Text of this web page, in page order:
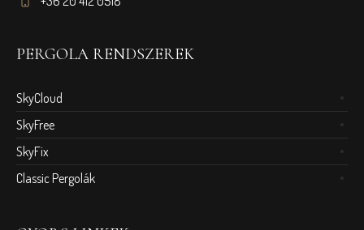
PERGOLA RENDSZEREK
SkyCloud
SkyFree
SkyFix
Classic Pergolák